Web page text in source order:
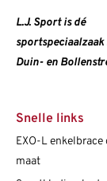
L.J. Sport is dé
sportspeciaalzaak
Duin- en
Snelle links
EXO-L enkelbrace
maat